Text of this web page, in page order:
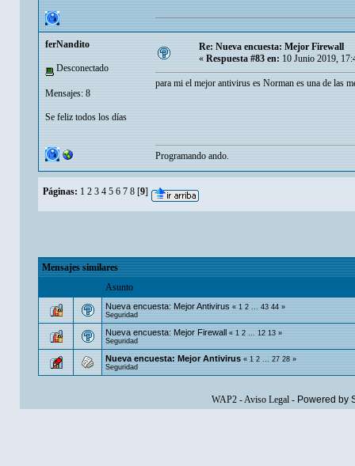
ferNandito
Desconectado
Mensajes: 8
Se feliz todos los días
Re: Nueva encuesta: Mejor Firewall
« Respuesta #83 en: 10 Junio 2019,
para mi el mejor antivirus es Norman es una de las
Programando ando.
Páginas: 1 2 3 4 5 6 7 8 [9]
Mensajes similares
Asunto
Nueva encuesta: Mejor Antivirus «1 2...43 44»
Seguridad
Nueva encuesta: Mejor Firewall «1 2...12 13»
Seguridad
Nueva encuesta: Mejor Antivirus «1 2...27 28»
Seguridad
WAP2-Aviso Legal- Powered by